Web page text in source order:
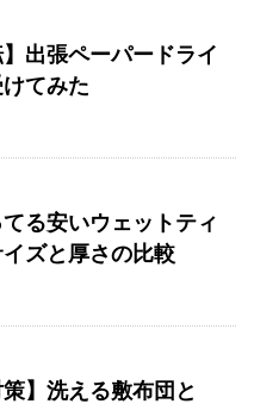
】出張ペーパードライ
てみた
る安いウェットティ
ズと厚さの比較
策】洗える敷布団と